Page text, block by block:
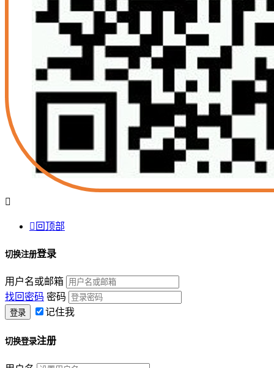

 回顶部
切换注册登录
用户名或邮箱
找回密码 密码
记住我
切换登录注册